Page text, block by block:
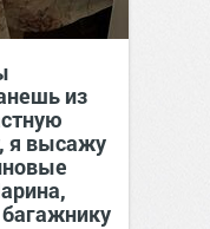
из
я высажу